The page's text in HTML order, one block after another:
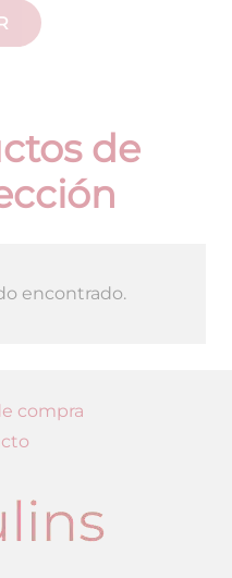
de
encontrado.
compra